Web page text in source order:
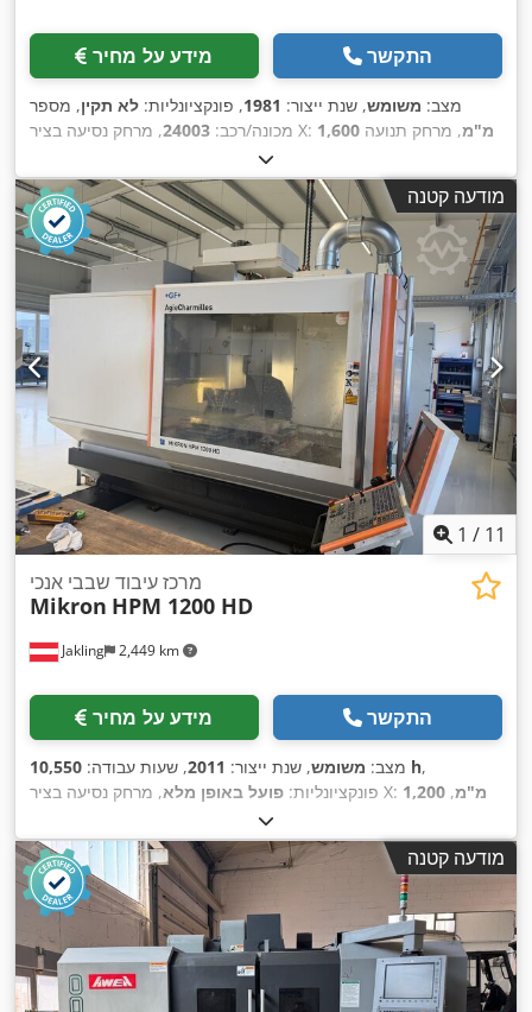
מידע על מחיר התקשר
מצב: משומש, שנת ייצור: 1981, פונקציונליות: לא תקין, מספר
מכונה/רכב: 24003 , מרחק נסיעה בציר X: 1,600 מ"מ, מרחק תנועה
1,200 מ"מ
380 V
, סוג זרם כניסה:תלת פאזי, ציוד:מסוע שבבים, תיעוד /
מדריך, מודעה קטנה
1 / 11
Jakling 2,449 km
מרכז עיבוד שבבי אנכי
Mikron HPM 1200 HD
מידע על מחיר התקשר
מצב: משומש, שנת ייצור: 2011, שעות עבודה: 10,550 h,
פונקציונליות: פועל באופן מלא , מרחק נסיעה בציר X: 1,200 מ"מ,
מומנט:84 ניוטון-מטר , יצרן בקרים:Heidenhain
, דגם בקר:
iTNC530
, משקל חומר העבודה (מקס'):1,200 ק"ג
, רוחב שולחן:
, עומס שולחן:1,200 ק"ג
,
מהירות ציר (מקסימלית):
20,000 סל"ד
, שעות עבודה של הציר:
10,550 h
, אספקת נוזל קירור:70 קורה , ציוד:מהירות סיבוב
משתנה ללא הגבלה, מסוע שבבים, תיעוד / מדריך,
מודעה קטנה